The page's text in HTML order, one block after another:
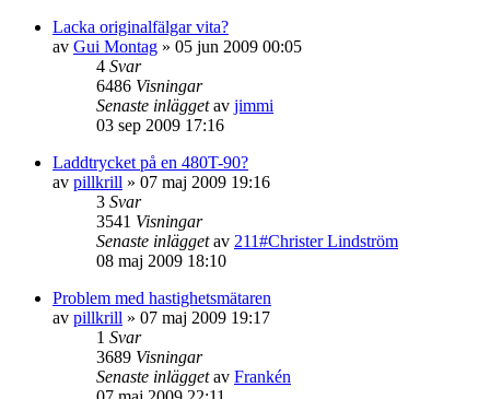
Lacka originalfälgar vita?
av Gui Montag » 05 jun 2009 00:05
4 Svar
6486 Visningar
Senaste inläggetav jimmi
03 sep 2009 17:16
Laddtrycket på en 480T-90?
av pillkrill » 07 maj 2009 19:16
3 Svar
3541 Visningar
Senaste inläggetav 211#Christer Lindström
08 maj 2009 18:10
Problem med hastighetsmätaren
av pillkrill » 07 maj 2009 19:17
1 Svar
3689 Visningar
Senaste inläggetav Frankén